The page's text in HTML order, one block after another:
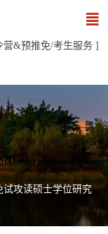
营&预推免/考生服务 ]
试攻读硕士学位研究